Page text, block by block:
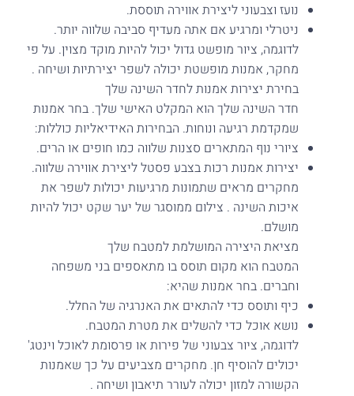
נועז וצבעוני ליצירת אווירה תוססת.
ניטרלי ומרגיע אם אתה מעדיף סביבה שלווה יותר.
לדוגמה, ציור מופשט גדול יכול להיות מוקד מצוין. על פי
מחקר, אמנות מופשטת יכולה לשפר יצירתיות ושיחה .
בחירת יצירות אמנות לחדר השינה שלך
חדר השינה שלך הוא המקלט האישי שלך. בחר אמנות
שמקדמת רגיעה ונוחות. הבחירות האידיאליות כוללות:
ציורי נוף המתארים סצנות שלווה כמו חופים או הרים.
יצירות אמנות רכות בצבע פסטל ליצירת אווירה שלווה.
מחקרים מראים שתמונות מרגיעות יכולות לשפר את
איכות השינה . צילום ממוסגר של יער שקט יכול להיות
מושלם.
מציאת היצירה המושלמת למטבח שלך
המטבח הוא מקום תוסס בו מתאספים בני משפחה
וחברים. בחר אמנות שהיא:
כיף ותוסס כדי להתאים את האנרגיה של החלל.
נושא אוכל כדי להשלים את מטרת המטבח.
לדוגמה, ציור צבעוני של פירות או פרסומת לאוכל וינטג'
יכולים להוסיף חן. מחקרים מצביעים על כך שאמנות
הקשורה למזון יכולה לעורר תיאבון ושיחה .